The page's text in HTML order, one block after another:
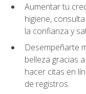
Aumentar tu
higiene,
la confianza y
Desempeñarte
belleza gracias
hacer citas en
de registros.